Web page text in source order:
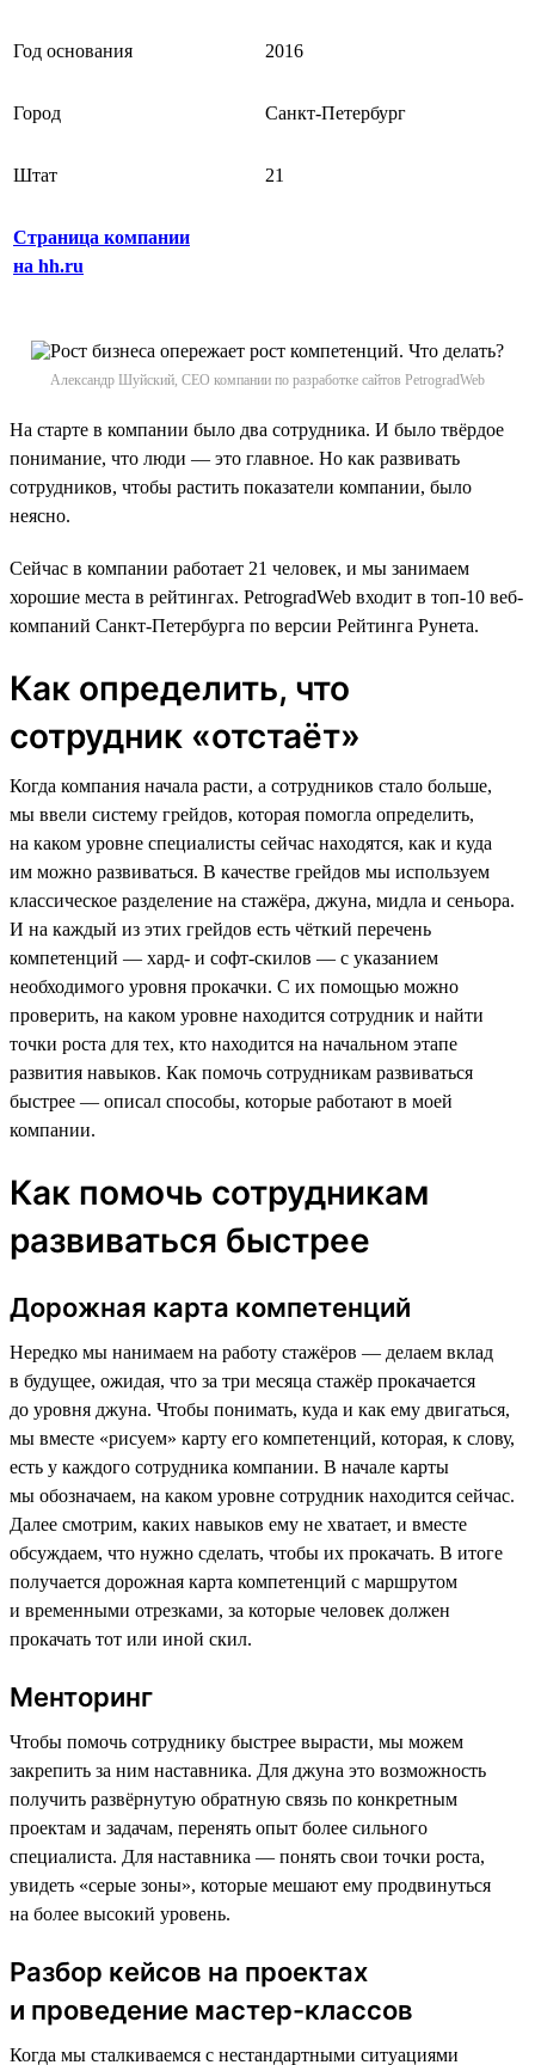
Год основания 2016
Город Санкт-Петербург
Штат 21
Страница компании
на hh.ru
Александр Шуйский, CEO компании по разработке сайтов PetrogradWeb
На старте в компании было два сотрудника. И было твёрдое
понимание, что люди — это главное. Но как развивать
сотрудников, чтобы растить показатели компании, было
неясно.
Сейчас в компании работает 21 человек, и мы занимаем
хорошие места в рейтингах. PetrogradWeb входит в топ-10 веб-
компаний Санкт-Петербурга по версии Рейтинга Рунета.
Как определить, что
сотрудник «‎отстаёт»‎
Когда компания начала расти, а сотрудников стало больше,
мы ввели систему грейдов, которая помогла определить,
на каком уровне специалисты сейчас находятся, как и куда
им можно развиваться. В качестве грейдов мы используем
классическое разделение на стажёра, джуна, мидла и сеньора.
И на каждый из этих грейдов есть чёткий перечень
компетенций — хард- и софт-скилов — с указанием
необходимого уровня прокачки. С их помощью можно
проверить, на каком уровне находится сотрудник и найти
точки роста для тех, кто находится на начальном этапе
развития навыков. Как помочь сотрудникам развиваться
быстрее — описал способы, которые работают в моей
компании.
Как помочь сотрудникам
развиваться быстрее
Дорожная карта компетенций
Нередко мы нанимаем на работу стажёров — делаем вклад
в будущее, ожидая, что за три месяца стажёр прокачается
до уровня джуна. Чтобы понимать, куда и как ему двигаться,
мы вместе «рисуем»‎ карту его компетенций, которая, к слову,
есть у каждого сотрудника компании. В начале карты
мы обозначаем, на каком уровне сотрудник находится сейчас.
Далее смотрим, каких навыков ему не хватает, и вместе
обсуждаем, что нужно сделать, чтобы их прокачать. В итоге
получается дорожная карта компетенций с маршрутом
и временными отрезками, за которые человек должен
прокачать тот или иной скил.
Менторинг
Чтобы помочь сотруднику быстрее вырасти, мы можем
закрепить за ним наставника. Для джуна это возможность
получить развёрнутую обратную связь по конкретным
проектам и задачам, перенять опыт более сильного
специалиста. Для наставника — понять свои точки роста,
увидеть «‎серые зоны»‎, которые мешают ему продвинуться
на более высокий уровень.
Разбор кейсов на проектах
и проведение мастер-классов
Когда мы сталкиваемся с нестандартными ситуациями